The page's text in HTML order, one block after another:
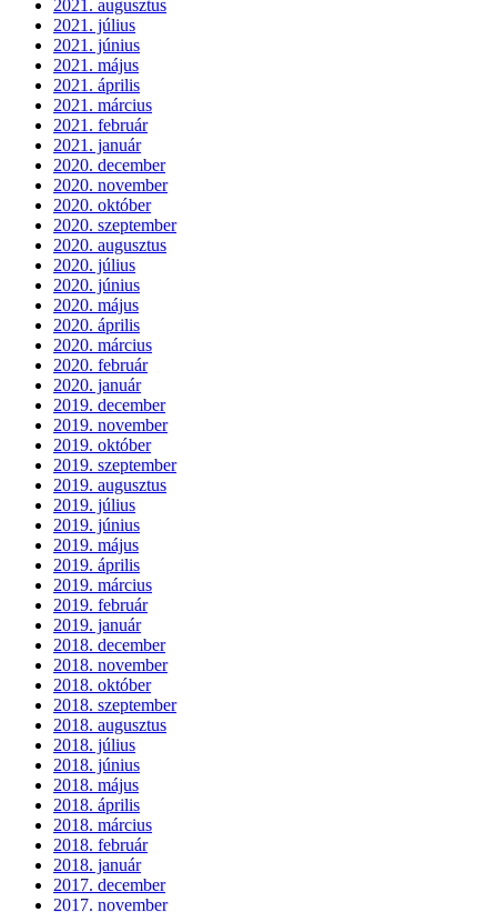
2021. augusztus
2021. július
2021. június
2021. május
2021. április
2021. március
2021. február
2021. január
2020. december
2020. november
2020. október
2020. szeptember
2020. augusztus
2020. július
2020. június
2020. május
2020. április
2020. március
2020. február
2020. január
2019. december
2019. november
2019. október
2019. szeptember
2019. augusztus
2019. július
2019. június
2019. május
2019. április
2019. március
2019. február
2019. január
2018. december
2018. november
2018. október
2018. szeptember
2018. augusztus
2018. július
2018. június
2018. május
2018. április
2018. március
2018. február
2018. január
2017. december
2017. november